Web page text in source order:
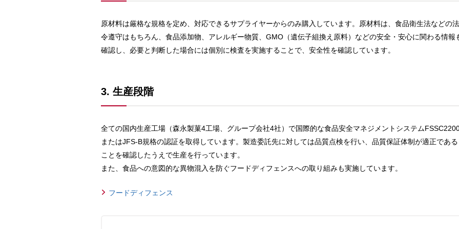
原材料は厳格な規格を定め、対応できるサプライヤーからのみ購入しています。原材料は、食品衛生法などの法
令遵守はもちろん、食品添加物、アレルギー物質、GMO（遺伝子組換え原料）などの安全・安心に関わる情報
確認し、必要と判断した場合には個別に検査を実施することで、安全性を確認しています。
3. 生産段階
全ての国内生産工場（森永製菓4工場、グループ会社4社）で国際的な食品安全マネジメントシステム
またはJFS-B規格の認証を取得しています。製造委託先に対しては品質点検を行い、品質保証体制が適正である
ことを確認したうえで生産を行っています。
また、食品への意図的な異物混入を防ぐフードディフェンスへの取り組みも実施しています。
フードディフェンス